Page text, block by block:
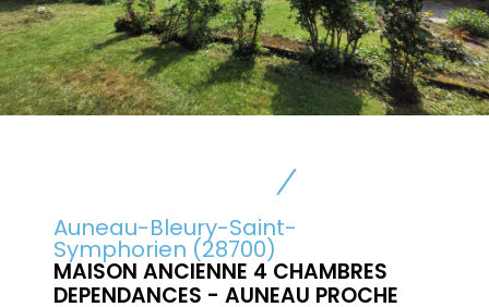
Auneau-Bleury-Saint-
Symphorien (28700)
MAISON ANCIENNE 4 CHAMBRES
DEPENDANCES - AUNEAU PROCHE